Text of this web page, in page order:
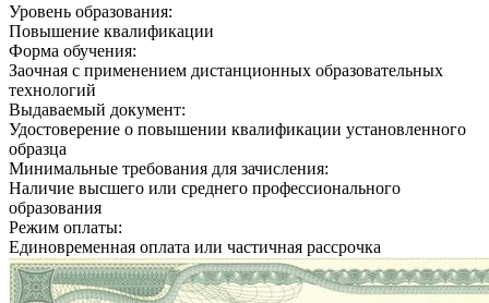
Уровень образования:
Повышение квалификации
Форма обучения:
Заочная с применением дистанционных образовательных
технологий
Выдаваемый документ:
Удостоверение о повышении квалификации установленного
образца
Минимальные требования для зачисления:
Наличие высшего или среднего профессионального
образования
Режим оплаты:
Единовременная оплата или частичная рассрочка